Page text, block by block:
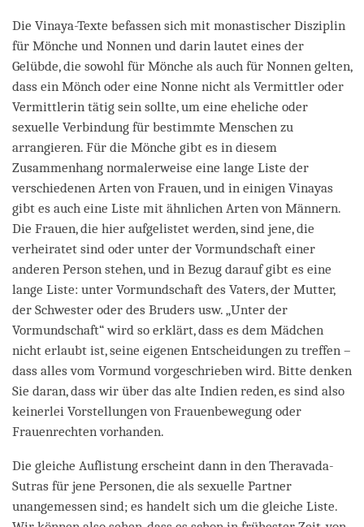
Die Vinaya-Texte befassen sich mit monastischer Disziplin
für Mönche und Nonnen und darin lautet eines der
Gelübde, die sowohl für Mönche als auch für Nonnen gelten,
dass ein Mönch oder eine Nonne nicht als Vermittler oder
Vermittlerin tätig sein sollte, um eine eheliche oder
sexuelle Verbindung für bestimmte Menschen zu
arrangieren. Für die Mönche gibt es in diesem
Zusammenhang normalerweise eine lange Liste der
verschiedenen Arten von Frauen, und in einigen Vinayas
gibt es auch eine Liste mit ähnlichen Arten von Männern.
Die Frauen, die hier aufgelistet werden, sind jene, die
verheiratet sind oder unter der Vormundschaft einer
anderen Person stehen, und in Bezug darauf gibt es eine
lange Liste: unter Vormundschaft des Vaters, der Mutter,
der Schwester oder des Bruders usw. „Unter der
Vormundschaft“ wird so erklärt, dass es dem Mädchen
nicht erlaubt ist, seine eigenen Entscheidungen zu treffen –
dass alles vom Vormund vorgeschrieben wird. Bitte denken
Sie daran, dass wir über das alte Indien reden, es sind also
keinerlei Vorstellungen von Frauenbewegung oder
Frauenrechten vorhanden.
Die gleiche Auflistung erscheint dann in den Theravada-
Sutras für jene Personen, die als sexuelle Partner
unangemessen sind; es handelt sich um die gleiche Liste.